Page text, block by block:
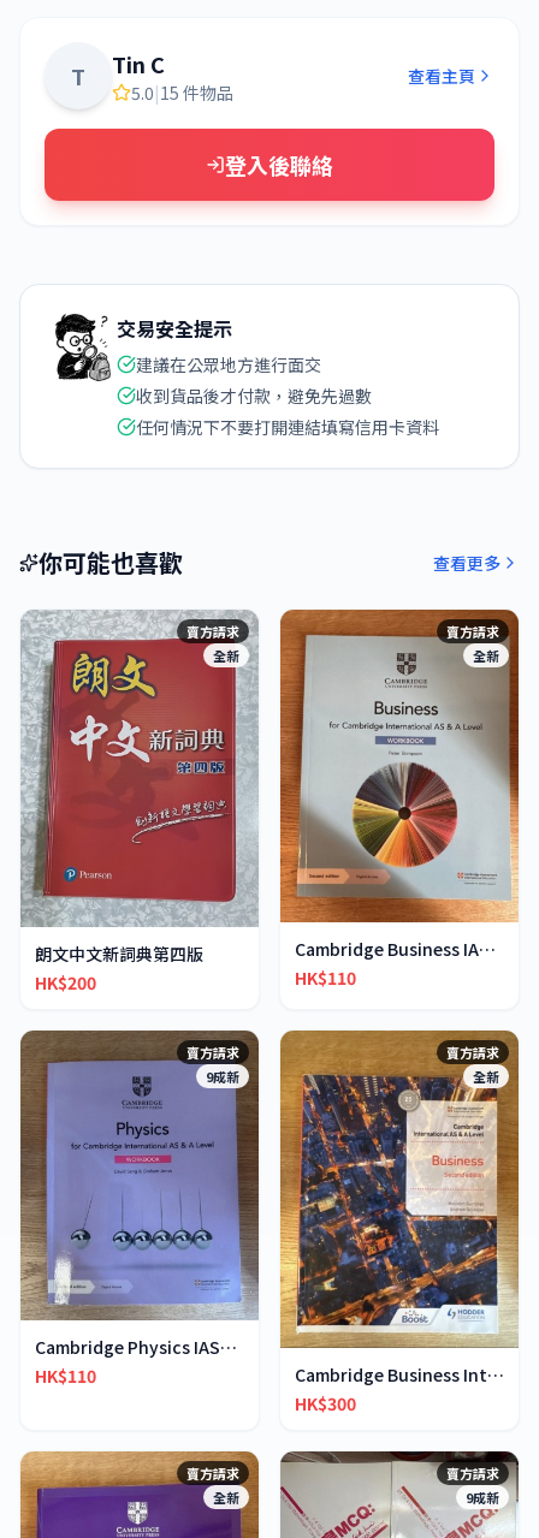
T Tin C
5.0|15 件物品
查看主頁
登入後聯絡
交易安全提示
建議在公眾地方進行面交
收到貨品後才付款，避免先過數
任何情況下不要打開連結填寫信用卡資料
你可能也喜歡 查看更多
賣方請求
全新
朗文中文新詞典第四版
HK$200
賣方請求
全新
Cambridge Business IAS & IA-Level workbook
HK$110
賣方請求
9成新
Cambridge Physics IAS&IA-Level workbook
HK$110
賣方請求
全新
Cambridge Business International AS & A-Level
HK$300
賣方請求
全新
賣方請求
9成新